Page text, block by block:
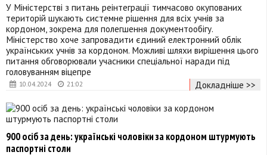
10.04.2024 21:02
У Міністерстві з питань реінтеграції тимчасово окупованих
територій шукають системне рішення для всіх учнів за
кордоном, зокрема для полегшення документообігу.
Міністерство хоче запровадити єдиний електронний облік
українських учнів за кордоном. Можливі шляхи вирішення цього
питання обговорювали учасники спеціальної наради під
головуванням віцепре
Докладніше >>
900 осіб за день: українські чоловіки за кордоном штурмують
паспортні столи